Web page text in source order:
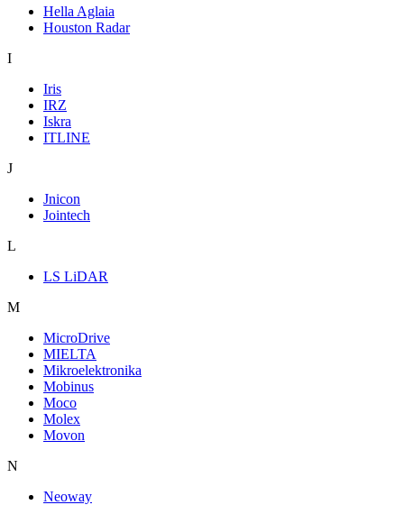
Hella Aglaia
Houston Radar
I
Iris
IRZ
Iskra
ITLINE
J
Jnicon
Jointech
L
LS LiDAR
M
MicroDrive
MIELTA
Mikroelektronika
Mobinus
Moco
Molex
Movon
N
Neoway